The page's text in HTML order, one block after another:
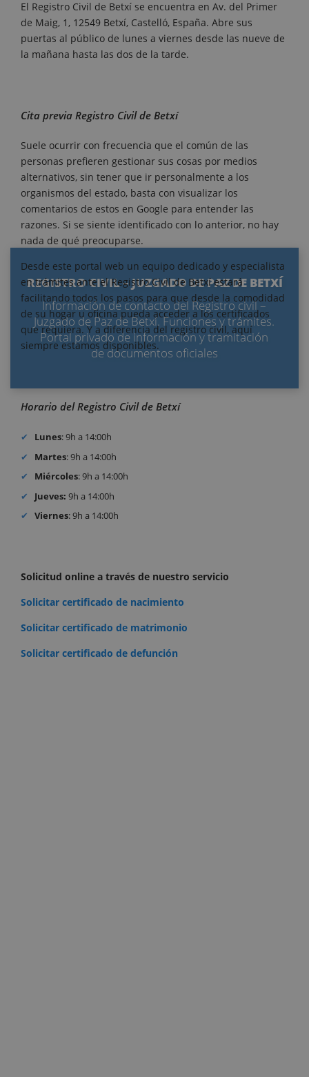
REGISTRO CIVIL – JUZGADO DE PAZ DE BETXÍ
Información de contacto del Registro civil –
Juzgado de Paz de Betxí. Funciones y trámites.
Portal privado de información y tramitación
de documentos oficiales
El Registro Civil de Betxí se encuentra en Av. del Primer
de Maig, 1, 12549 Betxí, Castelló, España. Abre sus
puertas al público de lunes a viernes desde las nueve de
la mañana hasta las dos de la tarde.
Cita previa Registro Civil de Betxí
Suele ocurrir con frecuencia que el común de las
personas prefieren gestionar sus cosas por medios
alternativos, sin tener que ir personalmente a los
organismos del estado, basta con visualizar los
comentarios de estos en Google para entender las
razones. Si se siente identificado con lo anterior, no hay
nada de qué preocuparse.
Desde este portal web un equipo dedicado y especialista
en trámites ante el Registro Civil de Betxí estará
facilitando todos los pasos para que desde la comodidad
de su hogar u oficina pueda acceder a los certificados
que requiera. Y a diferencia del registro civil, aquí
siempre estamos disponibles.
Horario del Registro Civil de Betxí
Lunes: 9h a 14:00h
Martes: 9h a 14:00h
Miércoles: 9h a 14:00h
Jueves: 9h a 14:00h
Viernes: 9h a 14:00h
Solicitud online a través de nuestro servicio
Solicitar certificado de nacimiento
Solicitar certificado de matrimonio
Solicitar certificado de defunción